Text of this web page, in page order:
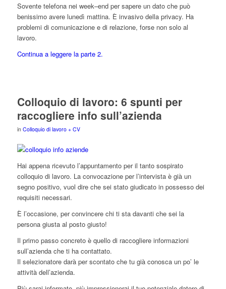
Sovente telefona nei week–end per sapere un dato che può
benissimo avere lunedì mattina. È invasivo della privacy. Ha
problemi di comunicazione e di relazione, forse non solo al
lavoro.
Continua a leggere la parte 2.
Colloquio di lavoro: 6 spunti per
raccogliere info sull’azienda
in Colloquio di lavoro + CV
Hai appena ricevuto l’appuntamento per il tanto sospirato
colloquio di lavoro. La convocazione per l’intervista è già un
segno positivo, vuol dire che sei stato giudicato in possesso dei
requisiti necessari.
È l’occasione, per convincere chi ti sta davanti che sei la
persona giusta al posto giusto!
Il primo passo concreto è quello di raccogliere informazioni
sull’azienda che ti ha contattato.
Il selezionatore darà per scontato che tu già conosca un po’ le
attività dell’azienda.